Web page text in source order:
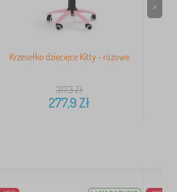
Krzesełko dziecięce Kitty - różowe
317,3Zł
277,9Zł
>